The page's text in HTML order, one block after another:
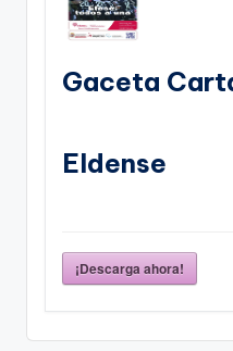
Gaceta
Eldense
¡Descarga ahora!